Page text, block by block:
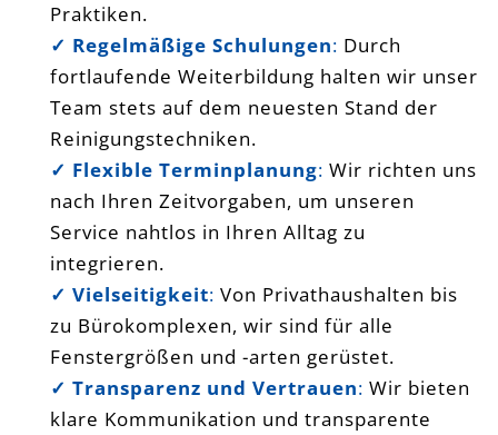
Praktiken.
✓ Regelmäßige Schulungen: Durch
fortlaufende Weiterbildung halten wir unser
Team stets auf dem neuesten Stand der
Reinigungstechniken.
✓ Flexible Terminplanung: Wir richten uns
nach Ihren Zeitvorgaben, um unseren
Service nahtlos in Ihren Alltag zu
integrieren.
✓ Vielseitigkeit: Von Privathaushalten bis
zu Bürokomplexen, wir sind für alle
Fenstergrößen und -arten gerüstet.
✓ Transparenz und Vertrauen: Wir bieten
klare Kommunikation und transparente